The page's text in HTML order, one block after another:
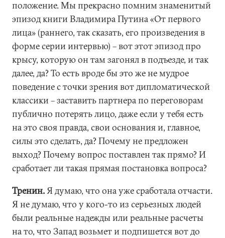
положение. Мы прекрасно помним знаменитый
эпизод книги Владимира Путина «От первого
лица» (раннего, так сказать, его произведения в
форме серии интервью) – вот этот эпизод про
крысу, которую он там загонял в подъезде, и так
далее, да? То есть вроде бы это же не мудрое
поведение с точки зрения вот дипломатической
классики – заставить партнера по переговорам
публично потерять лицо, даже если у тебя есть
на это своя правда, свои основания и, главное,
силы это сделать, да? Почему не предложен
выход? Почему вопрос поставлен так прямо? И
сработает ли такая прямая постановка вопроса?
Тренин.Я думаю, что она уже сработала отчасти.
Я не думаю, что у кого-то из серьезных людей
были реальные надежды или реальные расчеты
на то, что Запад возьмет и подпишется вот до